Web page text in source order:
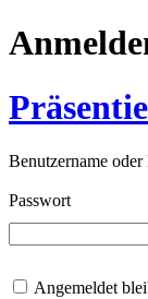
Benutzername
Passwort
Angemeldet